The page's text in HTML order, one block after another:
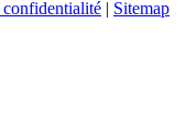
| Sitemap